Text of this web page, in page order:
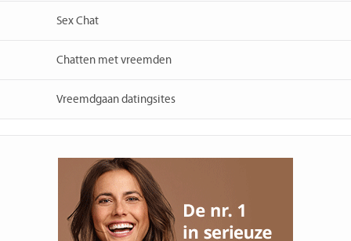
Sex Chat
Chatten met vreemden
Vreemdgaan datingsites